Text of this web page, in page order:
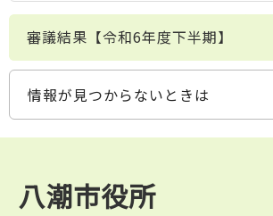
審議結果【令和6年度下半期】
情報が見つからないときは
八潮市役所